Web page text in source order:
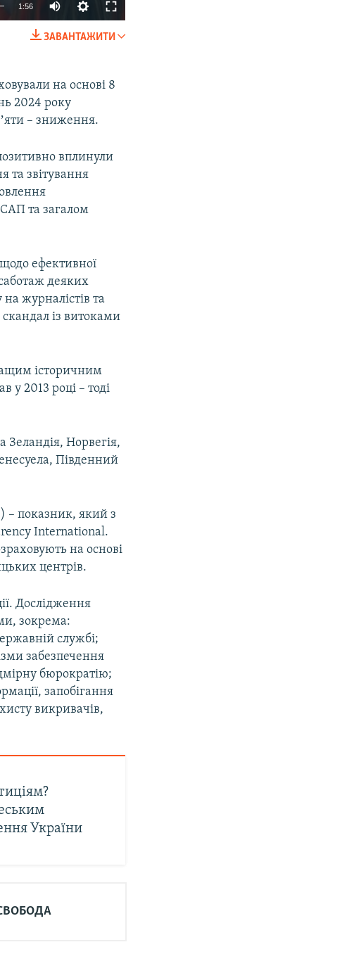
480p
1:56
720p
1080p
ЗАВАНТАЖИТИ
на основі 8
2024 року
– зниження.
вплинули
та звітування
САП та загалом
ефективної
деяких
журналістів та
із витоками
історичним
у 2013 році – тоді
Норвегія,
Південний
– показник, який з
International.
на основі
центрів.
Дослідження
зокрема:
службі;
забезпечення
бюрократію;
запобігання
викривачів,
України